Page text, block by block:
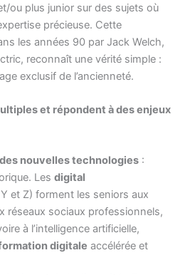
ou plus junior sur des sujets où
précieuse. Cette
les années 90 par Jack Welch,
reconnaît une vérité simple :
exclusif de l’ancienneté.
et répondent à des enjeux
nouvelles technologies :
Les digital
et Z) forment les seniors aux
réseaux sociaux professionnels,
à l’intelligence artificielle,
digitale accélérée et